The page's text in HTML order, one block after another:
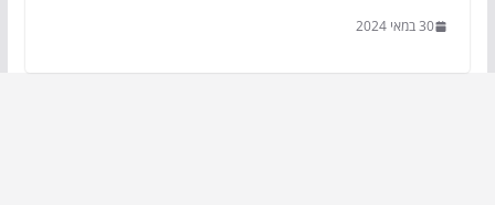
30 במאי 2024